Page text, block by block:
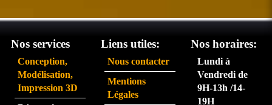
ait du
servi
partic
ulière
ment
ent
très
eme
nt.
Nos services
Conception,
Modélisation,
Impression 3D
Liens utiles:
Nous contacter
Mentions
Légales
Nos horaires:
Lundi à
Vendredi de
9H-13h /14-
19H